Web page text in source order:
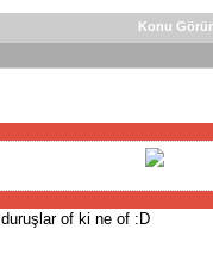
Konu
of ki ne of :D